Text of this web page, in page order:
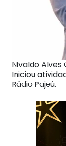
Nivaldo Alves
Iniciou
Rádio Pajeú.